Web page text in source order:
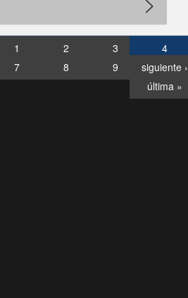
1 2 3
4
7 8 9
siguiente ›
última »